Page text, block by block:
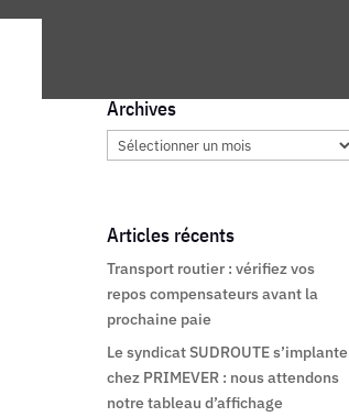
Archives
Archives
Articles récents
Transport routier : vérifiez vos
repos compensateurs avant la
prochaine paie
Le syndicat SUDROUTE s’implante
chez PRIMEVER : nous attendons
notre tableau d’affichage